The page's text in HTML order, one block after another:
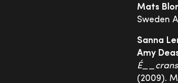
Mats
Sweden
Sanna
Amy
(2009).